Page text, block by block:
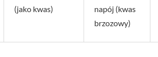
(jako kwas)
napój (kwas
brzozowy)